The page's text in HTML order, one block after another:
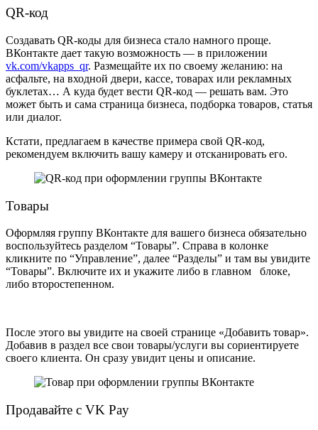
QR-код
Создавать QR-коды для бизнеса стало намного проще.
ВКонтакте дает такую возможность — в приложении
vk.com/vkapps_qr. Размещайте их по своему желанию: на
асфальте, на входной двери, кассе, товарах или рекламных
буклетах… А куда будет вести QR-код — решать вам. Это
может быть и сама страница бизнеса, подборка товаров, статья
или диалог.
Кстати, предлагаем в качестве примера свой QR-код,
рекомендуем включить вашу камеру и отсканировать его.
Товары
Оформляя группу ВКонтакте для вашего бизнеса обязательно
воспользуйтесь разделом “Товары”. Справа в колонке
кликните по “Управление”, далее “Разделы” и там вы увидите
“Товары”. Включите их и укажите либо в главном блоке,
либо второстепенном.
После этого вы увидите на своей странице «Добавить товар».
Добавив в раздел все свои товары/услуги вы сориентируете
своего клиента. Он сразу увидит цены и описание.
Продавайте с VK Pay